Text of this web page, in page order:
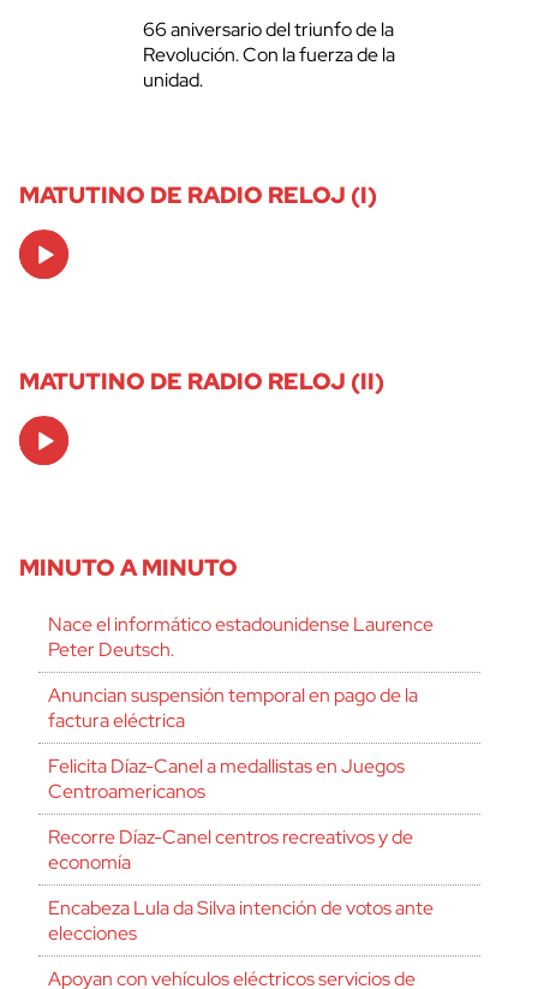
66 aniversario del triunfo de la
Revolución. Con la fuerza de la
unidad.
MATUTINO DE RADIO RELOJ (I)
Audio
Player
MATUTINO DE RADIO RELOJ (II)
Audio
Player
MINUTO A MINUTO
Nace el informático estadounidense Laurence
Peter Deutsch.
Anuncian suspensión temporal en pago de la
factura eléctrica
Felicita Díaz-Canel a medallistas en Juegos
Centroamericanos
Recorre Díaz-Canel centros recreativos y de
economía
Encabeza Lula da Silva intención de votos ante
elecciones
Apoyan con vehículos eléctricos servicios de